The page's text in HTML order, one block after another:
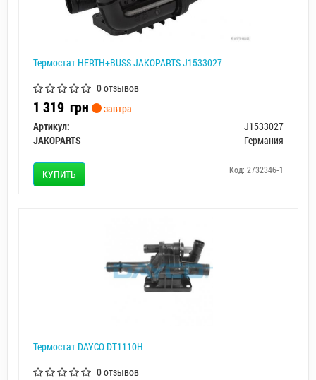
Термостат HERTH+BUSS JAKOPARTS J1533027
0 отзывов
1 319 грн
завтра
Артикул:
J1533027
JAKOPARTS
Германия
КУПИТЬ Код: 2732346-1
Термостат DAYCO DT1110H
0 отзывов